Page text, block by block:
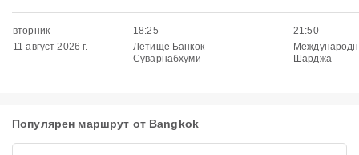
вторник
11 август 2026 г.
18:25
Летище Банкок
Суварнабхуми
21:50
Шарджа
Популярен маршрут от Bangkok